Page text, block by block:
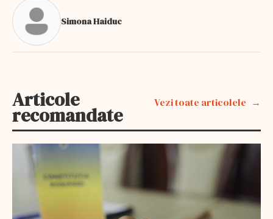
Simona Haiduc
Articole
recomandate
Vezi toate articolele